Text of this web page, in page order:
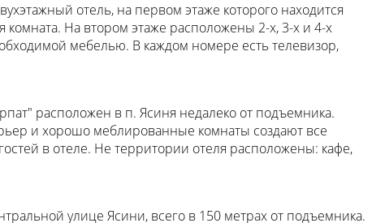
отель, на первом этаже которого находится
комната. На втором этаже расположены 2-х, 3-х и 4-х
мебелью. В каждом номере есть телевизор,
расположен в п. Ясиня недалеко от подъемника.
и хорошо меблированные комнаты создают все
в отеле. Не территории отеля расположены: кафе,
улице Ясини, всего в 150 метрах от подъемника.